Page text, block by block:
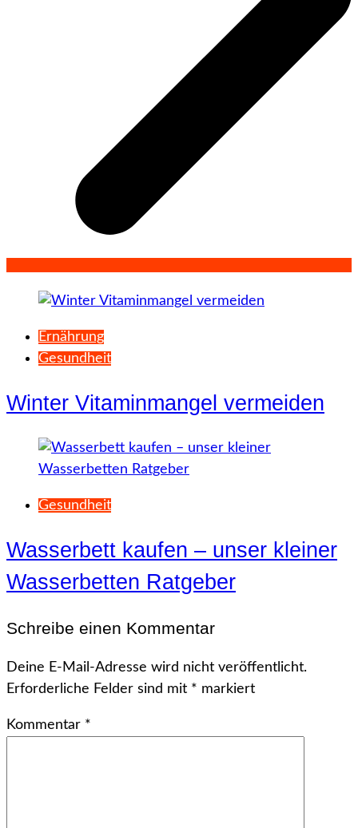
Ernährung
Gesundheit
Winter Vitaminmangel vermeiden
Gesundheit
Wasserbett kaufen – unser kleiner
Wasserbetten Ratgeber
Schreibe einen Kommentar
Deine E-Mail-Adresse wird nicht veröffentlicht.
Erforderliche Felder sind mit * markiert
Kommentar *